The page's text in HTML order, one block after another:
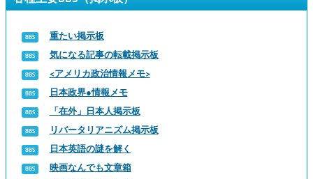
重たい掲示板
気になる記事の転載掲示板
<アメリカ政治情報メモ>
日本政界●情報メモ
「在外」日本人掲示板
リバータリアニズム掲示板
日本英語の謎を解く
映画なんでも文章箱